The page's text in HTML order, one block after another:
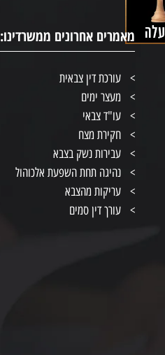
מאמרים אחרונים ממשרדינו:
עורכת דין צבאית
מעצר ימים
עו"ד צבאי
חקירת מצח
עבירות נשק בצבא
נהיגה תחת השפעת אלכוהול
עריקות מהצבא
עורך דין סמים